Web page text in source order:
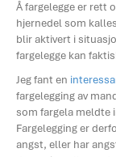
Å fargelegge er rett
hjernedel som
blir aktivert i
fargelegge kan
Jeg fant en
fargelegging av
som fargela meldte
Fargelegging er
angst, eller har